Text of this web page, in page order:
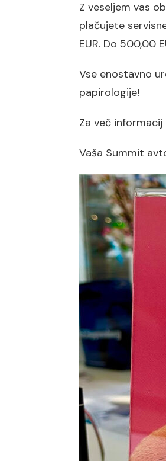
Z veseljem vas
plačujete
EUR. Do 500,00
Vse enostavno
papirologije!
Za več
Vaša Summit